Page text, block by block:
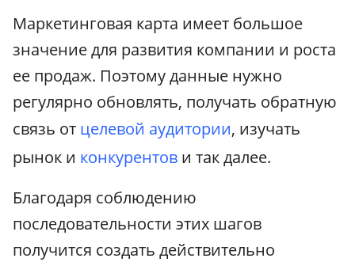
Маркетинговая карта имеет большое
значение для развития компании и роста
ее продаж. Поэтому данные нужно
регулярно обновлять, получать обратную
связь от целевой аудитории, изучать
рынок и конкурентов и так далее.
Благодаря соблюдению
последовательности этих шагов
получится создать действительно